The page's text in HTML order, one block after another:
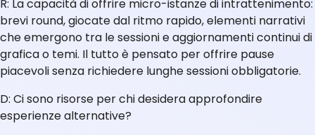
R: La capacità di offrire micro-istanze di intrattenimento:
brevi round, giocate dal ritmo rapido, elementi narrativi
che emergono tra le sessioni e aggiornamenti continui di
grafica o temi. Il tutto è pensato per offrire pause
piacevoli senza richiedere lunghe sessioni obbligatorie.
D: Ci sono risorse per chi desidera approfondire
esperienze alternative?